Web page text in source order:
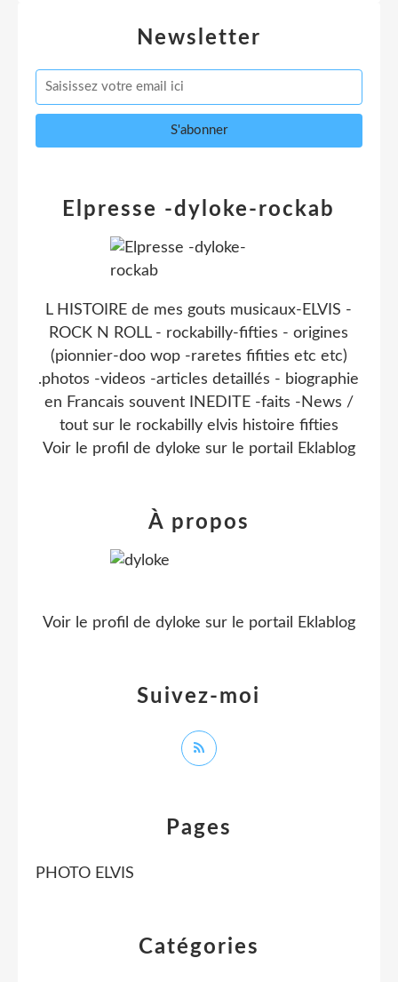
Newsletter
Catégories
Pages
PHOTO ELVIS
Elpresse -dyloke-rockab
L HISTOIRE de mes gouts musicaux-ELVIS -
ROCK N ROLL - rockabilly-fifties - origines
(pionnier-doo wop -raretes fifities etc etc)
.photos -videos -articles detaillés - biographie
en Francais souvent INEDITE -faits -News /
tout sur le rockabilly elvis histoire fifties
Voir le profil de dyloke sur le portail Eklablog
Suivez-moi
À propos
Voir le profil de dyloke sur le portail Eklablog